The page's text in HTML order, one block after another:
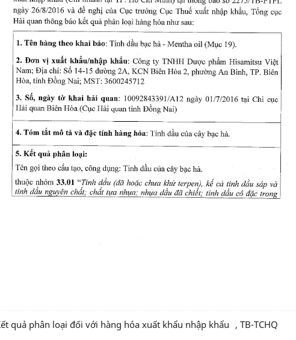
kết quả phân loại đối với hàng hóa xuất khẩu nhập khẩu , TB-TCHQ